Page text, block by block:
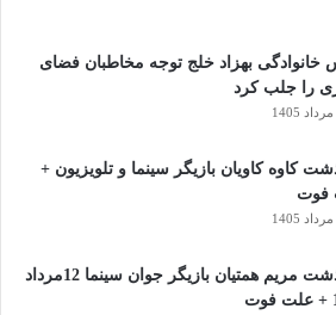
بهزاد خلج توجه مخاطبان فضای
را جلب کرد
کاوه کاویان بازیگر سینما و تلویزیون +
فوت
درگذشت مریم همتیان بازیگر جوان سینما 12مرداد